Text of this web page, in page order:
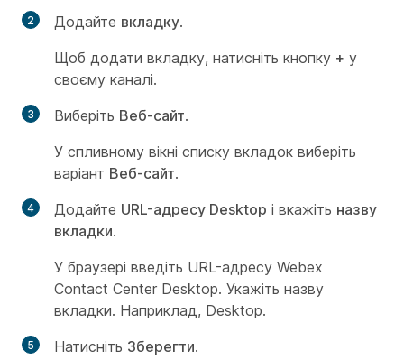
Додайте вкладку.
Щоб додати вкладку, натисніть кнопку + у
своєму каналі.
Виберіть Веб-сайт.
У спливному вікні списку вкладок виберіть
варіант Веб-сайт.
Додайте URL-адресу Desktop і вкажіть назву
вкладки.
У браузері введіть URL-адресу Webex
Contact Center Desktop. Укажіть назву
вкладки. Наприклад, Desktop.
Натисніть Зберегти.